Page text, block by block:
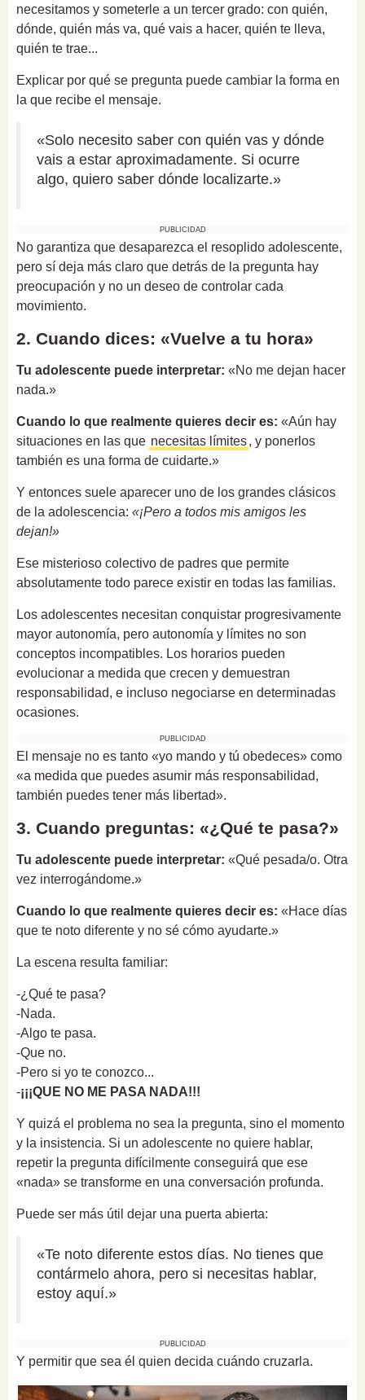
necesitamos y someterle a un tercer grado: con quién,
dónde, quién más va, qué vais a hacer, quién te lleva,
quién te trae...
Explicar por qué se pregunta puede cambiar la forma en
la que recibe el mensaje.
«Solo necesito saber con quién vas y dónde
vais a estar aproximadamente. Si ocurre
algo, quiero saber dónde localizarte.»
PUBLICIDAD
No garantiza que desaparezca el resoplido adolescente,
pero sí deja más claro que detrás de la pregunta hay
preocupación y no un deseo de controlar cada
movimiento.
2. Cuando dices: «Vuelve a tu hora»
Tu adolescente puede interpretar: «No me dejan hacer
nada.»
Cuando lo que realmente quieres decir es: «Aún hay
situaciones en las que necesitas límites, y ponerlos
también es una forma de cuidarte.»
Y entonces suele aparecer uno de los grandes clásicos
de la adolescencia: «¡Pero a todos mis amigos les
dejan!»
Ese misterioso colectivo de padres que permite
absolutamente todo parece existir en todas las familias.
Los adolescentes necesitan conquistar progresivamente
mayor autonomía, pero autonomía y límites no son
conceptos incompatibles. Los horarios pueden
evolucionar a medida que crecen y demuestran
responsabilidad, e incluso negociarse en determinadas
ocasiones.
PUBLICIDAD
El mensaje no es tanto «yo mando y tú obedeces» como
«a medida que puedes asumir más responsabilidad,
también puedes tener más libertad».
3. Cuando preguntas: «¿Qué te pasa?»
Tu adolescente puede interpretar: «Qué pesada/o. Otra
vez interrogándome.»
Cuando lo que realmente quieres decir es: «Hace días
que te noto diferente y no sé cómo ayudarte.»
La escena resulta familiar:
-¿Qué te pasa?
-Nada.
-Algo te pasa.
-Que no.
-Pero si yo te conozco...
-¡¡¡QUE NO ME PASA NADA!!!
Y quizá el problema no sea la pregunta, sino el momento
y la insistencia. Si un adolescente no quiere hablar,
repetir la pregunta difícilmente conseguirá que ese
«nada» se transforme en una conversación profunda.
Puede ser más útil dejar una puerta abierta:
«Te noto diferente estos días. No tienes que
contármelo ahora, pero si necesitas hablar,
estoy aquí.»
PUBLICIDAD
Y permitir que sea él quien decida cuándo cruzarla.